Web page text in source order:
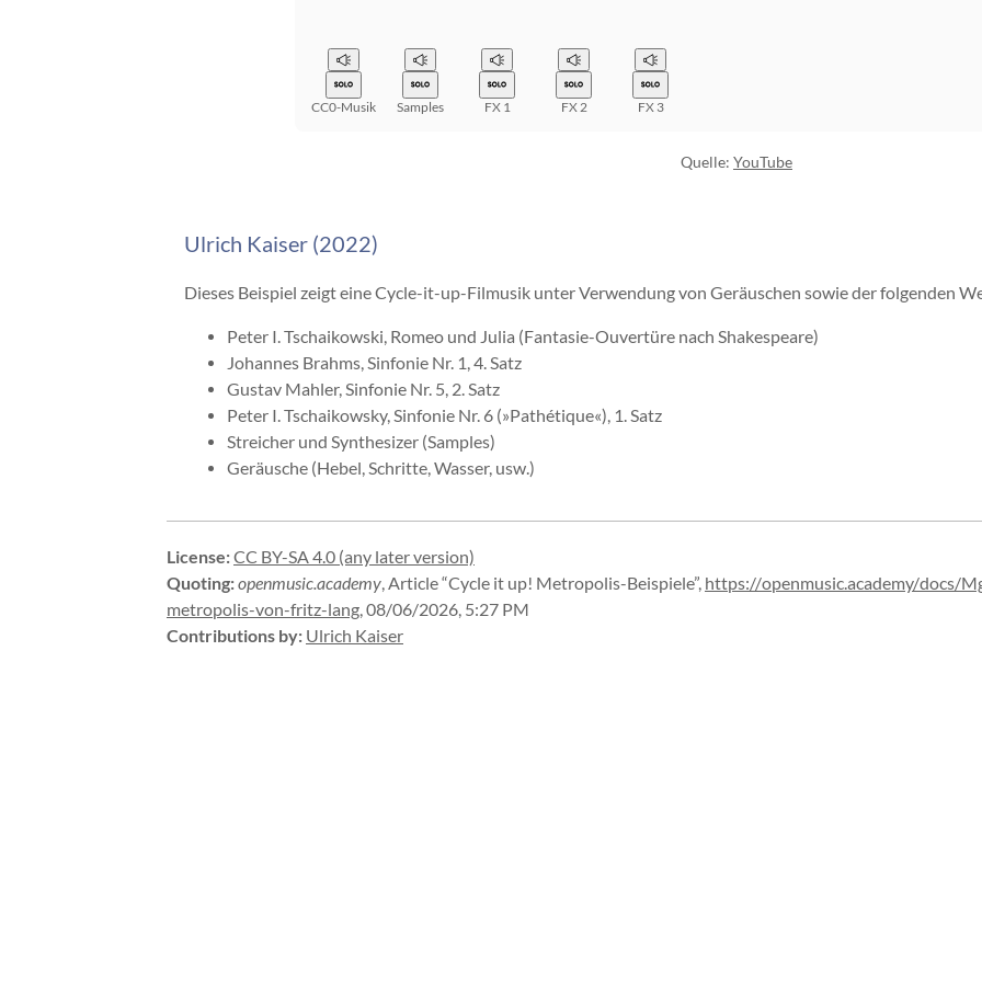
CC0-Musik Samples FX 1 FX 2 FX 3
Quelle: YouTube
Ulrich Kaiser (2022)
Dieses Beispiel zeigt eine Cycle-it-up-Filmusik unter Verwendung von Geräuschen sowie der folgenden
Peter I. Tschaikowski, Romeo und Julia (Fantasie-Ouvertüre nach Shakespeare)
Johannes Brahms, Sinfonie Nr. 1, 4. Satz
Gustav Mahler, Sinfonie Nr. 5, 2. Satz
Peter I. Tschaikowsky, Sinfonie Nr. 6 (»Pathétique«), 1. Satz
Streicher und Synthesizer (Samples)
Geräusche (Hebel, Schritte, Wasser, usw.)
License:CC BY-SA 4.0 (any later version)
Quoting:openmusic.academy Article “Cycle it up! Metropolis-Beispiele”, https://openmusic.academy/docs/
metropolis-von-fritz-lang 08/06/2026, 5:27 PM
Contributions by: Ulrich Kaiser